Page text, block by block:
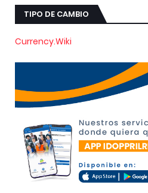
TIPO DE CAMBIO
Currency.Wiki